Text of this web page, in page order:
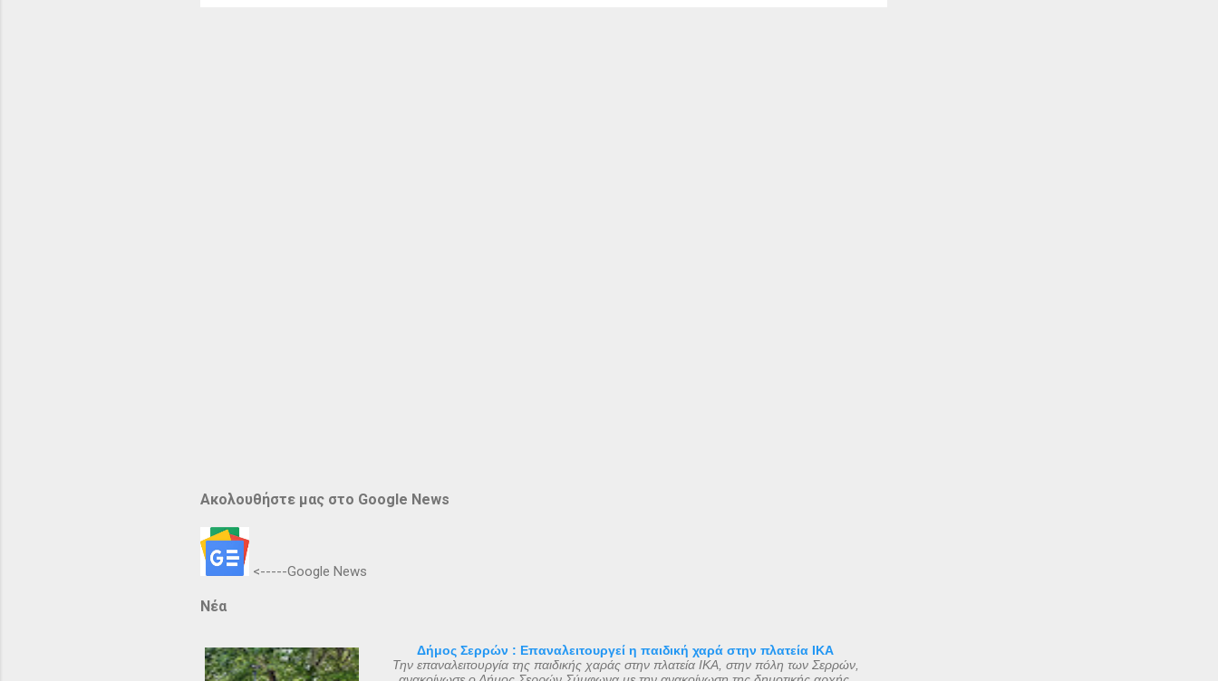
Ακολουθήστε μας στο Google News
<-----Google News
Νέα
Δήμος Σερρών : Επαναλειτουργεί η παιδική χαρά στην πλατεία ΙΚΑ
Την επαναλειτουργία της παιδικής χαράς στην πλατεία ΙΚΑ, στην πόλη των Σερρών,